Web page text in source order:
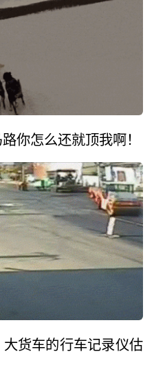
你怎么还就顶我啊！
货车的行车记录仪估